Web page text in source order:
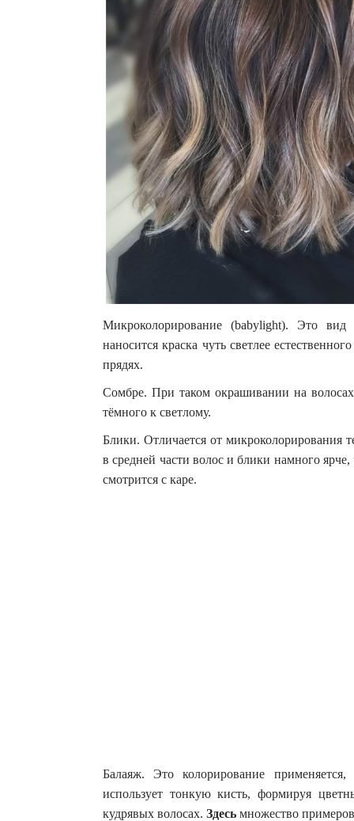
Микроколорирование (babylight). Это
наносится краска чуть светлее
прядях.
Сомбре. При таком окрашивании на волосах
тёмного к светлому.
Блики. Отличается от микроколорирования
в средней части волос и блики намного
смотрится с каре.
Балаяж. Это колорирование
использует тонкую кисть, формируя
кудрявых волосах. Здесь множество